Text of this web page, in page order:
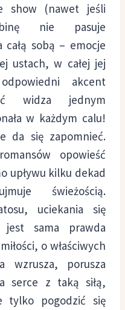
show (nawet jeśli
nie pasuje
sobą – emocje
ustach, w całej jej
akcent
widza jednym
w każdym calu!
da się zapomnieć.
opowieść
upływu kilku dekad
świeżością.
uciekania się
sama prawda
o właściwych
wzrusza, porusza
serce z taką siłą,
tylko pogodzić się